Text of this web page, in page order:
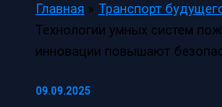
Главная
Транспорт
Технологии умных систем
инновации повышают
09.09.2025